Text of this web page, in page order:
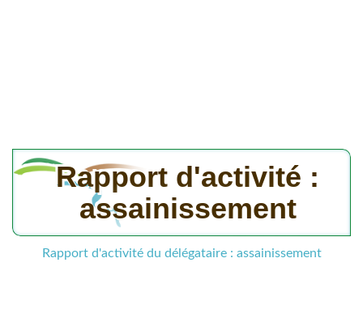
Rapport d'activité :
assainissement
Rapport d'activité du délégataire : assainissement